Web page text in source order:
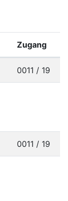
Zugang
0011 / 19
0011 / 19